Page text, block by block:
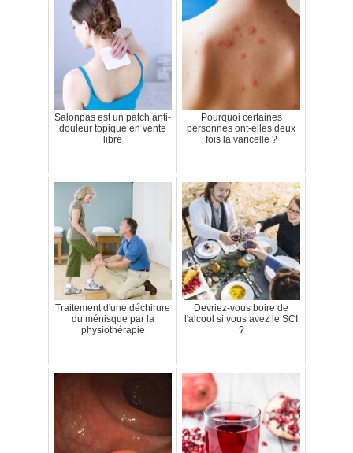
Salonpas est un patch anti-
douleur topique en vente
libre
Pourquoi certaines
personnes ont-elles deux
fois la varicelle ?
Traitement d'une déchirure
du ménisque par la
physiothérapie
Devriez-vous boire de
l'alcool si vous avez le SCI
?